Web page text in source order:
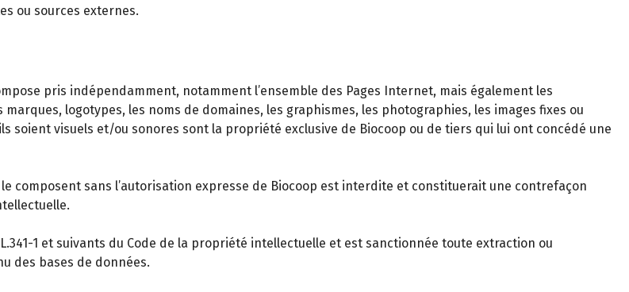
ou sources externes.
pris indépendamment, notamment l’ensemble des Pages Internet, mais également les
logotypes, les noms de domaines, les graphismes, les photographies, les images fixes ou
soient visuels et/ou sonores sont la propriété exclusive de Biocoop ou de tiers qui lui ont concédé une
composent sans l’autorisation expresse de Biocoop est interdite et constituerait une contrefaçon
1 et suivants du Code de la propriété intellectuelle et est sanctionnée toute extraction ou
des bases de données.